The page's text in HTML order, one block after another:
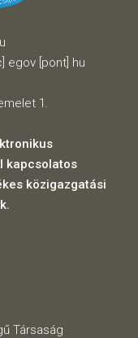
egov [pont] hu
1.
kapcsolatos
közigazgatási
Társaság